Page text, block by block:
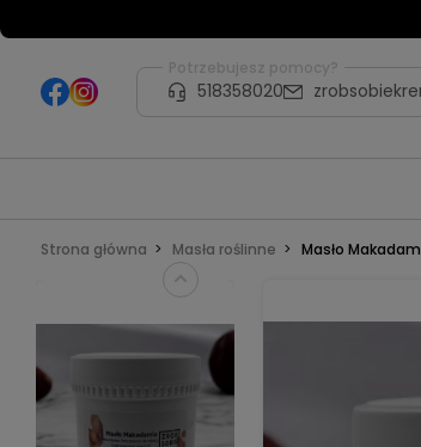
Potrzebujesz pomocy?
518358020
Strona główna Masła roślinne Masło